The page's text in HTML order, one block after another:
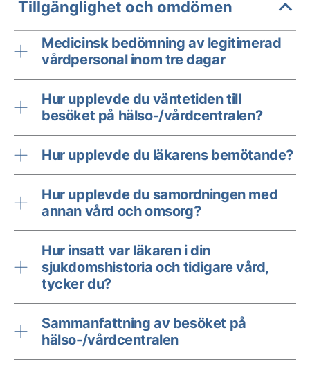
Tillgänglighet och omdömen
Medicinsk bedömning av legitimerad
vårdpersonal inom tre dagar
Hur upplevde du väntetiden till
besöket på hälso-/vårdcentralen?
Hur upplevde du läkarens bemötande?
Hur upplevde du samordningen med
annan vård och omsorg?
Hur insatt var läkaren i din
sjukdomshistoria och tidigare vård,
tycker du?
Sammanfattning av besöket på
hälso-/vårdcentralen